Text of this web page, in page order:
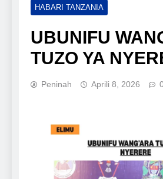
HABARI TANZANIA
UBUNIFU
TUZO YA
Peninah Aprili 8, 2026